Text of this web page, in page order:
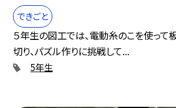
できごと
５年生の図工では、電動糸のこを使って
切り、パズル作りに挑戦して...
5年生